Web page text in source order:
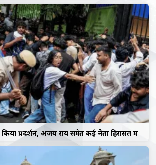
प्रदर्शन, अजय राय समेत कई नेता हिरासत में